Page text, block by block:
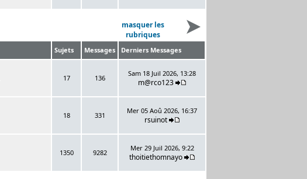
masquer les
rubriques
Sujets Messages Derniers Messages
17 136
Sam 18 Juil 2026, 13:28
m@rco123
18 331
Mer 05 Aoû 2026, 16:37
rsuinot
1350 9282
Mer 29 Juil 2026, 9:22
thoitiethomnayo